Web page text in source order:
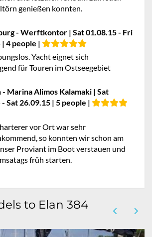
genießen konnten.
- Werftkontor | Sat 01.08.15 - Fri
4 people |
Yacht eignet sich
für Touren im Ostseegebiet
Marina Alimos Kalamaki | Sat
Sat 26.09.15 | 5 people |
vor Ort war sehr
so konnten wir schon am
Proviant im Boot verstauen und
früh starten.
to Elan 384